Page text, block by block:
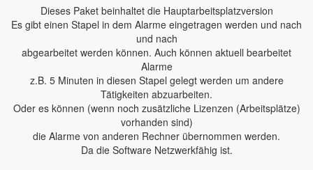
Dieses Paket beinhaltet die Hauptarbeitsplatzversion
Es gibt einen Stapel in dem Alarme eingetragen werden und nach
und nach
abgearbeitet werden können. Auch können aktuell bearbeitet
Alarme
z.B. 5 Minuten in diesen Stapel gelegt werden um andere
Tätigkeiten abzuarbeiten.
Oder es können (wenn noch zusätzliche Lizenzen (Arbeitsplätze)
vorhanden sind)
die Alarme von anderen Rechner übernommen werden.
Da die Software Netzwerkfähig ist.